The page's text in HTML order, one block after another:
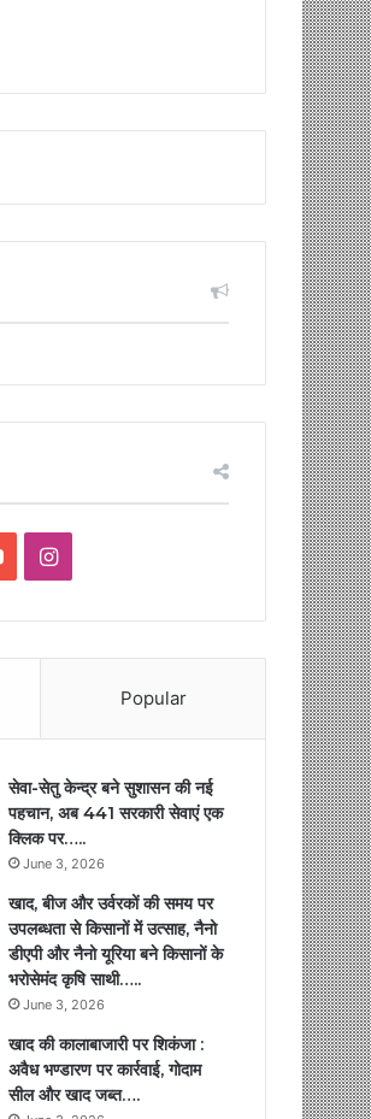
YouTubeInstagram
Popular
सेवा-सेतु केन्द्र बने सुशासन की नई
पहचान, अब 441 सरकारी सेवाएं एक
क्लिक पर…..
June 3, 2026
खाद, बीज और उर्वरकों की समय पर
उपलब्धता से किसानों में उत्साह, नैनो
डीएपी और नैनो यूरिया बने किसानों के
भरोसेमंद कृषि साथी…..
June 3, 2026
खाद की कालाबाजारी पर शिकंजा :
अवैध भण्डारण पर कार्रवाई, गोदाम
सील और खाद जब्त….